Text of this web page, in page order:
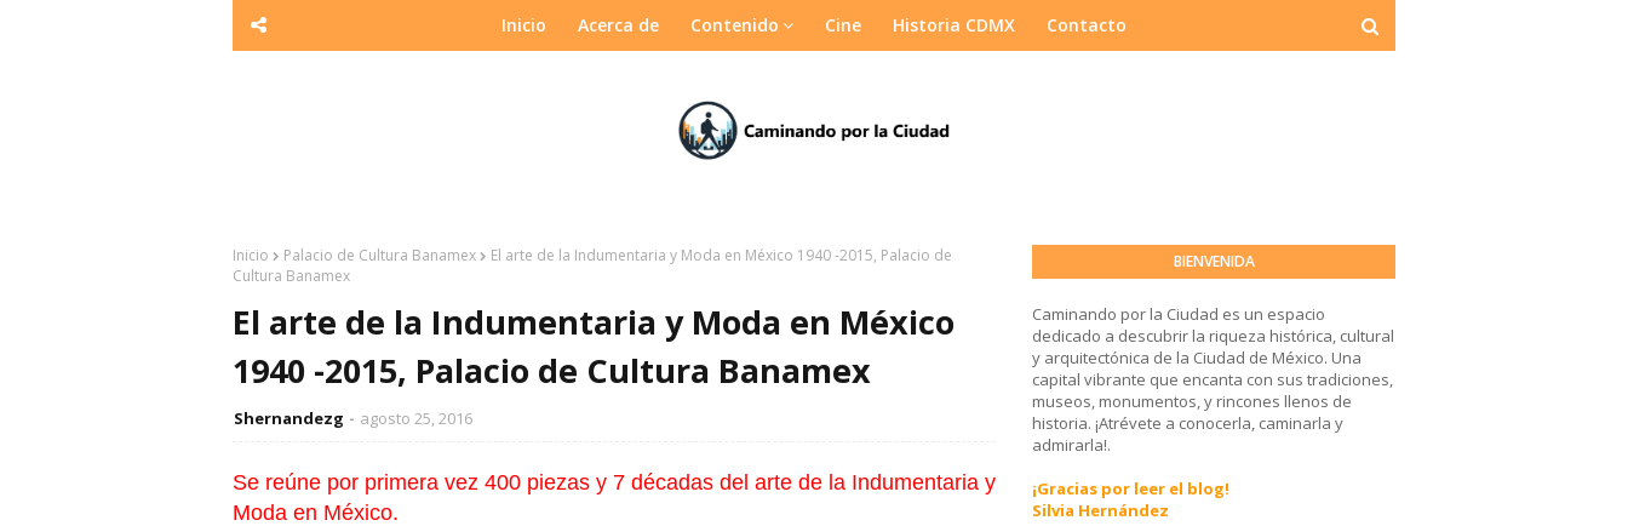
Inicio Acerca de Contenido Cine Historia CDMX Contacto
Inicio Palacio de Cultura Banamex
El arte de la Indumentaria y Moda en México 1940 -2015, Palacio de
Cultura Banamex
El arte de la Indumentaria y Moda en México
1940 -2015, Palacio de Cultura Banamex
Shernandezg agosto 25, 2016
Se reúne por primera vez 400 piezas y 7 décadas del arte de la Indumentaria y
Moda en México.
BIENVENIDA
Caminando por la Ciudad es un espacio
dedicado a descubrir la riqueza histórica, cultural
y arquitectónica de la Ciudad de México. Una
capital vibrante que encanta con sus tradiciones,
museos, monumentos, y rincones llenos de
historia. ¡Atrévete a conocerla, caminarla y
admirarla!.
¡Gracias por leer el blog!
Silvia Hernández